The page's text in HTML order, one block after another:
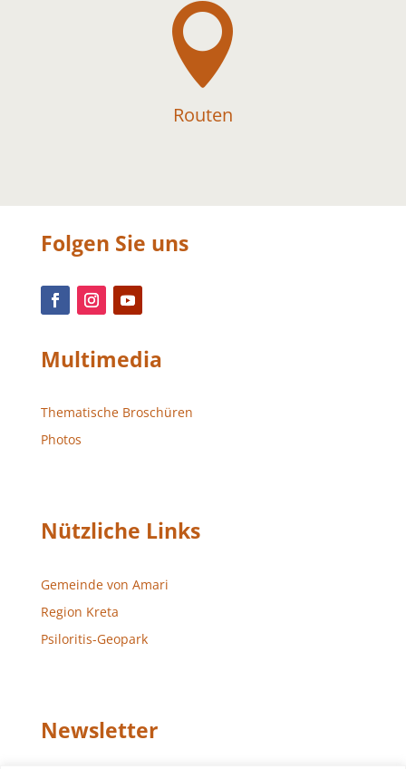

Routen
Folgen Sie uns
Multimedia
Thematische Broschüren
Photos
Nützliche Links
Gemeinde von Amari
Region Kreta
Psiloritis-Geopark
Newsletter